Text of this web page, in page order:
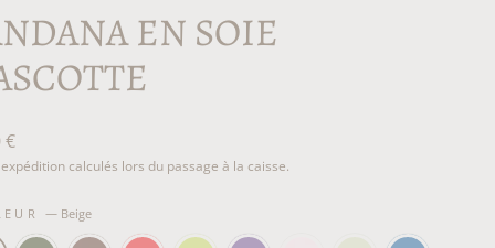
EN SOIE
€
calculés lors du passage à la caisse.
— Beige